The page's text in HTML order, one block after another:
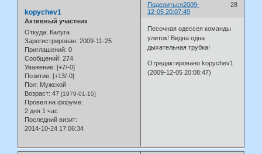
Поделиться 28
2009-
12-05 20:07:49
kopychev1
Активный участник
Откуда: Калуга
Зарегистрирован: 2009-11-25
Приглашений: 0
Сообщений: 274
Уважение: [+7/-0]
Позитив: [+13/-0]
Пол: Мужской
Возраст: 47 [1979-01-15]
Провел на форуме:
2 дня 1 час
Последний визит:
2014-10-24 17:06:34
Песочная одессея команды
улиток! Видна одна
дыхательная трубка!
Отредактировано kopychev1
(2009-12-05 20:08:47)